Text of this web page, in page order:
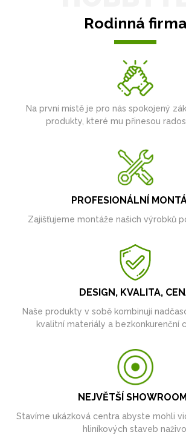
Rodinná firma
Na první místě je pro nás spokojený
produkty, které mu přinesou
PROFESIONÁLNÍ
Zajišťujeme montáže našich výrobků
DESIGN, KVALITA,
Naše produkty v sobě kombinují
kvalitní materiály a bezkonkurenční
NEJVĚTŠÍ
Stavíme ukázková centra abyste mohli
hliníkových staveb naživo.